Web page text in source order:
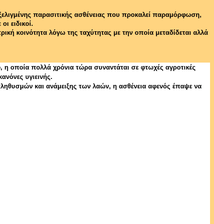
παρασιτικής ασθένειας που προκαλεί παραμόρφωση,
ειδικοί.
κοινότητα λόγω της ταχύτητας με την οποία μεταδίδεται αλλά
η οποία πολλά χρόνια τώρα συναντάται σε φτωχές αγροτικές
υγιεινής.
και ανάμειξης των λαών, η ασθένεια αφενός έπαψε να